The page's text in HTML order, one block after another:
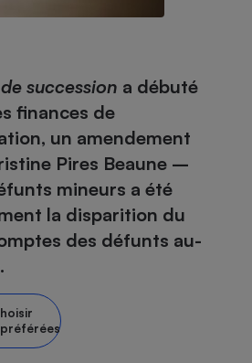
succession a débuté
finances de
, un amendement
Pires Beaune –
mineurs a été
la disparition du
des défunts au-
une